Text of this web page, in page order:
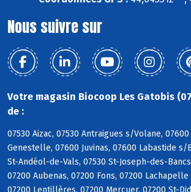
Nous suivre sur
Votre magasin Biocoop Les Gatobis
de :
07530 Aizac, 07530 Antraigues s/Volane,
Genestelle, 07600 Juvinas, 07600 Labastide s/
St-Andéol-de-Vals, 07530 St-Joseph-des-
07200 Aubenas, 07200 Fons, 07200